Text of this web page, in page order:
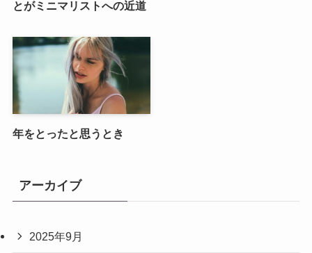
とがミニマリストへの近道
年をとったと思うとき
アーカイブ
2025年9月